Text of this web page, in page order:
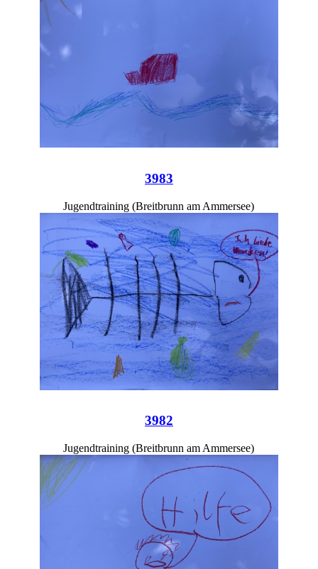
3983
Jugendtraining (Breitbrunn am Ammersee)
3982
Jugendtraining (Breitbrunn am Ammersee)